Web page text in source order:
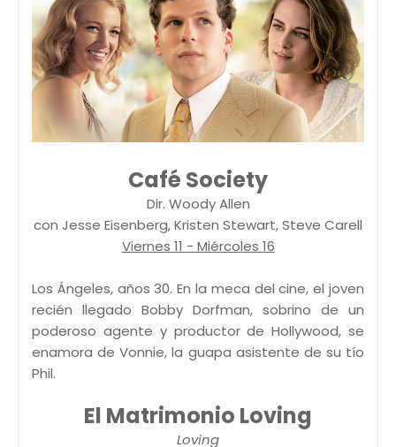
Café Society
Dir. Woody Allen
con Jesse Eisenberg, Kristen Stewart, Steve Carell
Viernes 11 - Miércoles 16
Los Ángeles, años 30. En la meca del cine, el joven
recién llegado Bobby Dorfman, sobrino de un
poderoso agente y productor de Hollywood, se
enamora de Vonnie, la guapa asistente de su tío
Phil.
El Matrimonio Loving
Loving